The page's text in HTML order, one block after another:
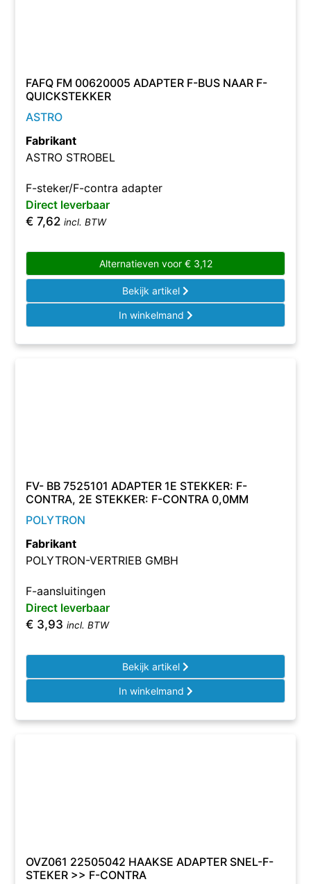
FAFQ FM 00620005 ADAPTER F-BUS NAAR F-
QUICKSTEKKER
ASTRO
Fabrikant
ASTRO STROBEL
F-steker/F-contra adapter
Direct leverbaar
€ 7,62 incl. BTW
Alternatieven voor €3,12
Bekijk artikel
In winkelmand
FV- BB 7525101 ADAPTER 1E STEKKER: F-
CONTRA, 2E STEKKER: F-CONTRA 0,0MM
POLYTRON
Fabrikant
POLYTRON-VERTRIEB GMBH
F-aansluitingen
Direct leverbaar
€ 3,93 incl. BTW
Bekijk artikel
In winkelmand
OVZ061 22505042 HAAKSE ADAPTER SNEL-F-
STEKER >> F-CONTRA